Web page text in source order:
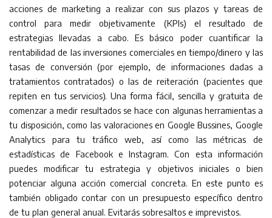
acciones de marketing a realizar con sus plazos y tareas de
control para medir objetivamente (KPIs) el resultado de
estrategias llevadas a cabo. Es básico poder cuantificar la
rentabilidad de las inversiones comerciales en tiempo/dinero y las
tasas de conversión (por ejemplo, de informaciones dadas a
tratamientos contratados) o las de reiteración (pacientes que
repiten en tus servicios). Una forma fácil, sencilla y gratuita de
comenzar a medir resultados se hace con algunas herramientas a
tu disposición, como las valoraciones en Google Bussines, Google
Analytics para tu tráfico web, así como las métricas de
estadísticas de Facebook e Instagram. Con esta información
puedes modificar tu estrategia y objetivos iniciales o bien
potenciar alguna acción comercial concreta. En este punto es
también obligado contar con un presupuesto específico dentro
de tu plan general anual. Evitarás sobresaltos e imprevistos.